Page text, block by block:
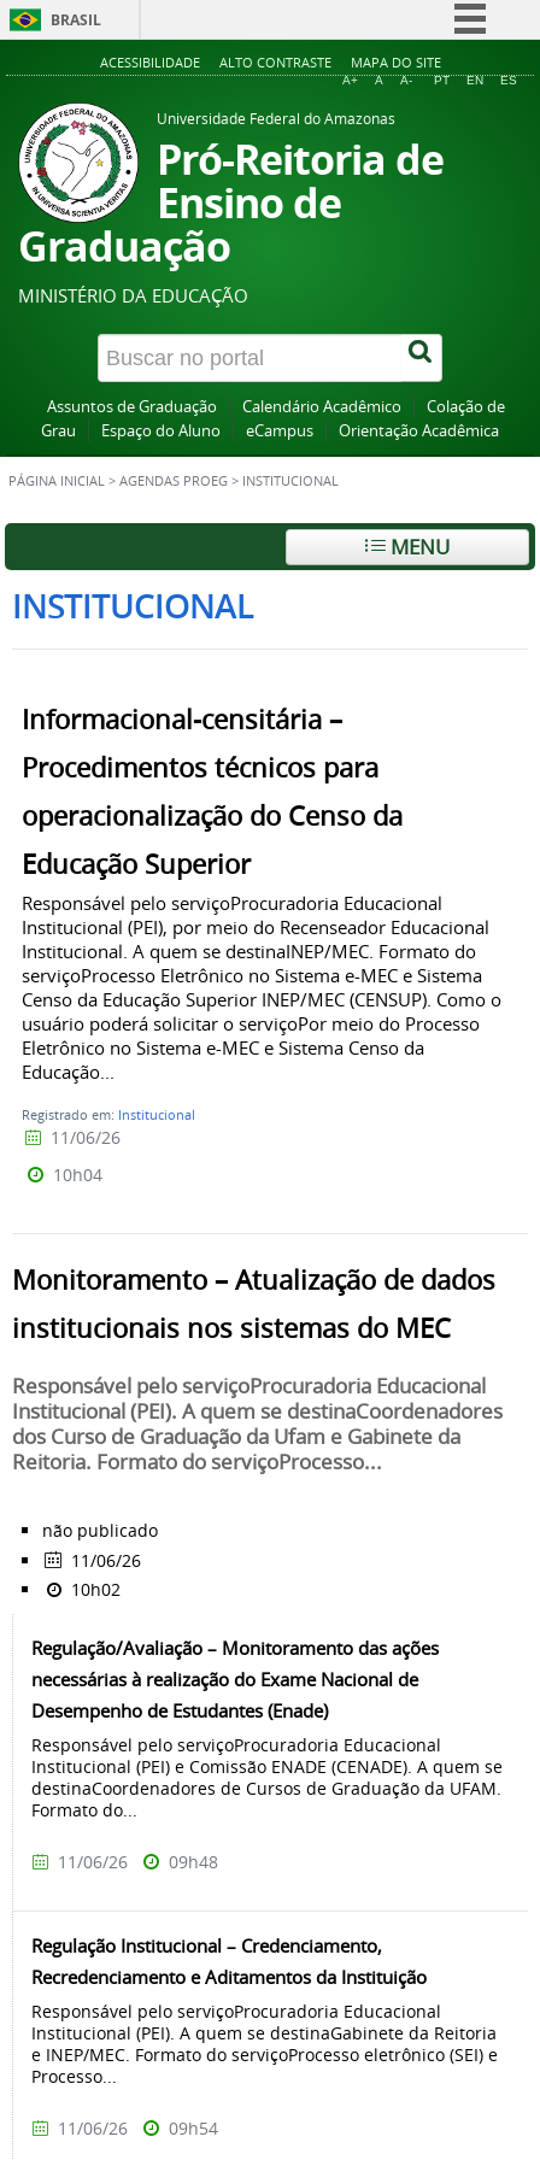
BRASIL
Simplifique!
Acesso à informação
ACESSIBILIDADE ALTO CONTRASTE MAPA DO SITE
A+ A A- PT EN ES
Universidade Federal do Amazonas
Pró-Reitoria de
Ensino de
Graduação
MINISTÉRIO DA EDUCAÇÃO
Assuntos de Graduação Calendário Acadêmico
Colação de
Grau
Espaço do Aluno eCampus Orientação Acadêmica
PÁGINA INICIAL > AGENDAS PROEG > INSTITUCIONAL
MENU
INSTITUCIONAL
Informacional-censitária –
Procedimentos técnicos para
operacionalização do Censo da
Educação Superior
Responsável pelo serviçoProcuradoria Educacional
Institucional (PEI), por meio do Recenseador Educacional
Institucional. A quem se destinaINEP/MEC. Formato do
serviçoProcesso Eletrônico no Sistema e-MEC e Sistema
Censo da Educação Superior INEP/MEC (CENSUP). Como o
usuário poderá solicitar o serviçoPor meio do Processo
Eletrônico no Sistema e-MEC e Sistema Censo da
Educação...
Registrado em: Institucional
11/06/26
10h04
Monitoramento – Atualização de dados
institucionais nos sistemas do MEC
Responsável pelo serviçoProcuradoria Educacional
Institucional (PEI). A quem se destinaCoordenadores
dos Curso de Graduação da Ufam e Gabinete da
Reitoria. Formato do serviçoProcesso...
não publicado
11/06/26
10h02
Regulação/Avaliação – Monitoramento das ações
necessárias à realização do Exame Nacional de
Desempenho de Estudantes (Enade)
Responsável pelo serviçoProcuradoria Educacional
Institucional (PEI) e Comissão ENADE (CENADE). A quem se
destinaCoordenadores de Cursos de Graduação da UFAM.
Formato do...
11/06/26 09h48
Regulação Institucional – Credenciamento,
Recredenciamento e Aditamentos da Instituição
Responsável pelo serviçoProcuradoria Educacional
Institucional (PEI). A quem se destinaGabinete da Reitoria
e INEP/MEC. Formato do serviçoProcesso eletrônico (SEI) e
Processo...
11/06/26 09h54